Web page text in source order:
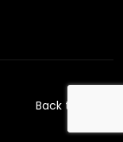
Back to top